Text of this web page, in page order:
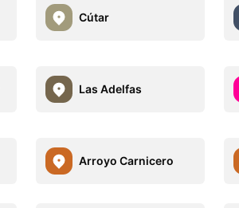
Cútar
Las Adelfas
Arroyo Carnicero